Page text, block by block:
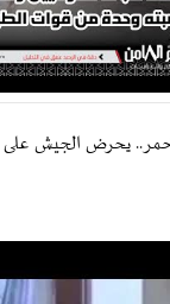
يحرض الجيش على